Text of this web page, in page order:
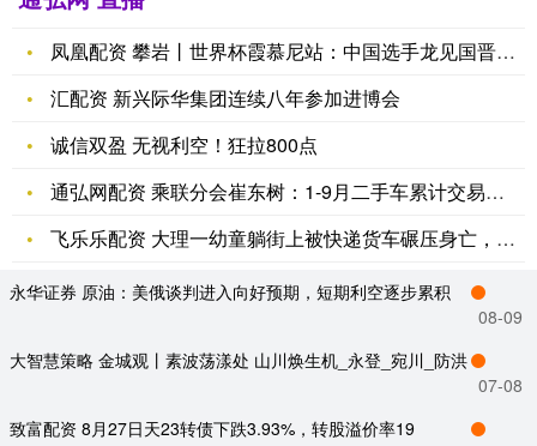
凤凰配资 攀岩丨世界杯霞慕尼站：中国选手龙见国晋级决赛_比赛
汇配资 新兴际华集团连续八年参加进博会
诚信双盈 无视利空！狂拉800点
通弘网配资 乘联分会崔东树：1-9月二手车累计交易量1473
飞乐乐配资 大理一幼童躺街上被快递货车碾压身亡，目前正在责任
永华证券 原油：美俄谈判进入向好预期，短期利空逐步累积
08-09
大智慧策略 金城观丨素波荡漾处 山川焕生机_永登_宛川_防洪
07-08
致富配资 8月27日天23转债下跌3.93%，转股溢价率19